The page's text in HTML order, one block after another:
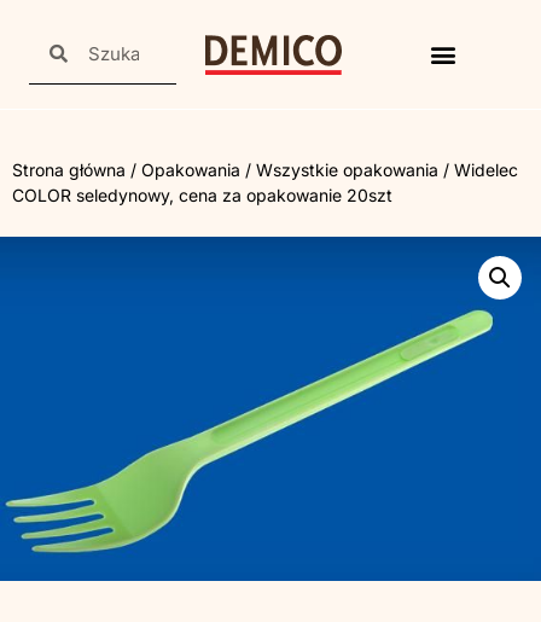
Strona główna / Opakowania / Wszystkie opakowania / Widelec
COLOR seledynowy, cena za opakowanie 20szt